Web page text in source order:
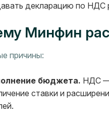
декларацию по НДС
Минфин
причины:
бюджета. НДС —
ставки и